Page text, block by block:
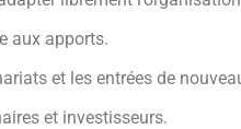
aux apports.
et les entrées de
et investisseurs.